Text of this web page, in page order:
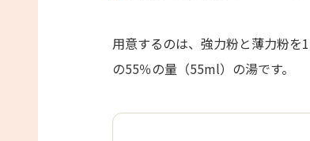
用意するのは、強力粉と薄力粉
の55％の量（55ml）の湯です。